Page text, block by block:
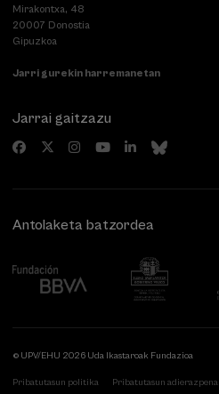
Mirakontxa, 48
20007 Donostia
Gipuzkoa
Jarri gurekin harremanetan
Jarrai gaitzazu
Antolaketa batzordea
© UPV/EHU 2026 Uda Ikastaroak Fundazioa
Pribatutasun politika Pribatutasun adierazpena